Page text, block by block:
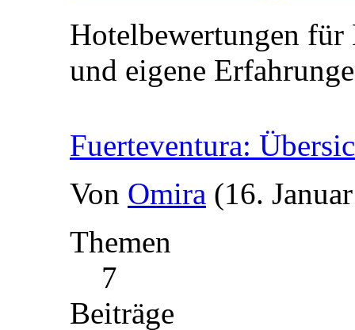
Hotelbewertungen für
und eigene
Fuerteventura:
Von Omira (16.
Themen
7
Beiträge